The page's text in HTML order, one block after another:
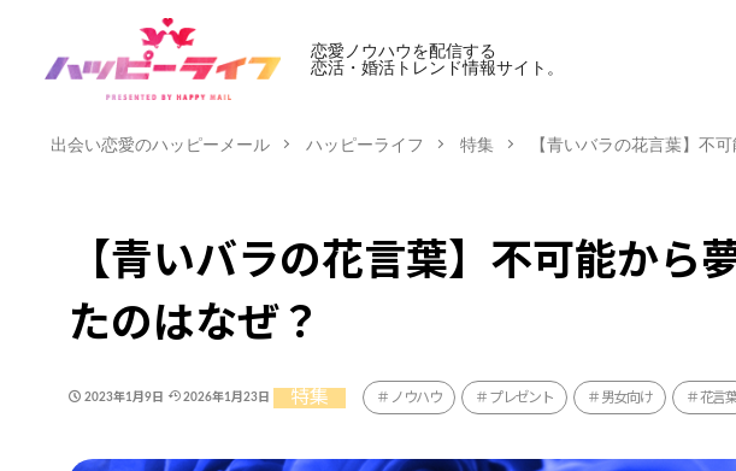
恋愛ノウハウを配信する
恋活・婚活トレンド情報サイト。
出会い恋愛のハッピーメール ハッピーライフ 特集 【青いバラの花言葉】不
【青いバラの花言葉】不可能から
たのはなぜ？
2023年1月9日 2026年1月23日 特集 ノウハウ プレゼント 男女向け 花言